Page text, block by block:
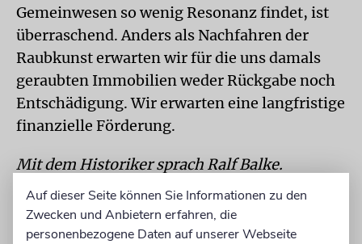
Gemeinwesen so wenig Resonanz findet, ist
überraschend. Anders als Nachfahren der
Raubkunst erwarten wir für die uns damals
geraubten Immobilien weder Rückgabe noch
Entschädigung. Wir erwarten eine langfristige
finanzielle Förderung.
Mit dem Historiker sprach Ralf Balke.
Auf dieser Seite können Sie Informationen zu den
Zwecken und Anbietern erfahren, die
personenbezogene Daten auf unserer Webseite